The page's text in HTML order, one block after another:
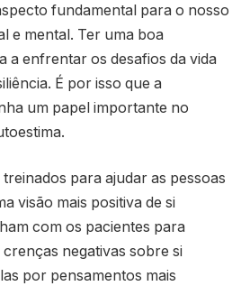
fundamental para o nosso
e mental. Ter uma boa
a enfrentar os desafios da vida
É por isso que a
um papel importante no
para ajudar as pessoas
visão mais positiva de si
com os pacientes para
negativas sobre si
por pensamentos mais